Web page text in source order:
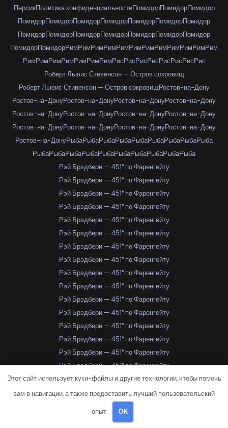
ПерсикПолитика конфиденциальностиПомидорПомидорПомидор
ПомидорПомидорПомидорПомидорПомидорПомидорПомидор
ПомидорПомидорПомидорПомидорПомидорПомидорПомидор
ПомидорПомидорРимРимРимРимРимРимРимРимРимРимРимРим
РимРимРимРимРимРимРимРисРисРисРисРисРисРисРис
Роберт Льюис Стивенсон — Остров сокровищ
Роберт Льюис Стивенсон — Остров сокровищРостов-на-Дону
Ростов-на-ДонуРостов-на-ДонуРостов-на-ДонуРостов-на-Дону
Ростов-на-ДонуРостов-на-ДонуРостов-на-ДонуРостов-на-Дону
Ростов-на-ДонуРостов-на-ДонуРостов-на-ДонуРостов-на-Дону
Ростов-на-ДонуРыбаРыбаРыбаРыбаРыбаРыбаРыбаРыбаРыба
РыбаРыбаРыбаРыбаРыбаРыбаРыбаРыбаРыбаРыба
Рэй Брэдбери — 451° по Фаренгейту
Рэй Брэдбери — 451° по Фаренгейту
Рэй Брэдбери — 451° по Фаренгейту
Рэй Брэдбери — 451° по Фаренгейту
Рэй Брэдбери — 451° по Фаренгейту
Рэй Брэдбери — 451° по Фаренгейту
Рэй Брэдбери — 451° по Фаренгейту
Рэй Брэдбери — 451° по Фаренгейту
Рэй Брэдбери — 451° по Фаренгейту
Рэй Брэдбери — 451° по Фаренгейту
Рэй Брэдбери — 451° по Фаренгейту
Рэй Брэдбери — 451° по Фаренгейту
Рэй Брэдбери — 451° по Фаренгейту
Рэй Брэдбери — 451° по Фаренгейту
Рэй Брэдбери — 451° по Фаренгейту
Рэй Брэдбери — 451° по Фаренгейту
Рэй Брэдбери — 451° по Фаренгейту
Рэй Брэдбери — 451° по Фаренгейту
Рэй Брэдбери — 451° по Фаренгейту
Рэй Брэдбери — 451° по Фаренгейту
Этот сайт использует куки-файлы и другие технологии, чтобы помочь
вам в навигации, а также предоставить лучший пользовательский
опыт. OK